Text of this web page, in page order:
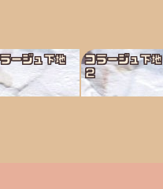
ージュ下地
コラージュ下地
２